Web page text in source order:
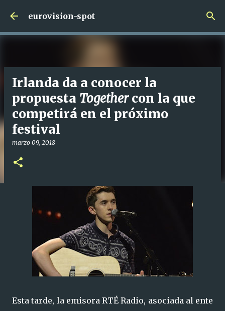
Ir al contenido principal
eurovision-spot
Irlanda da a conocer la
propuesta Togethercon la que
competirá en el próximo
festival
marzo 09, 2018
Esta tarde, la emisora RTÉ Radio, asociada al ente